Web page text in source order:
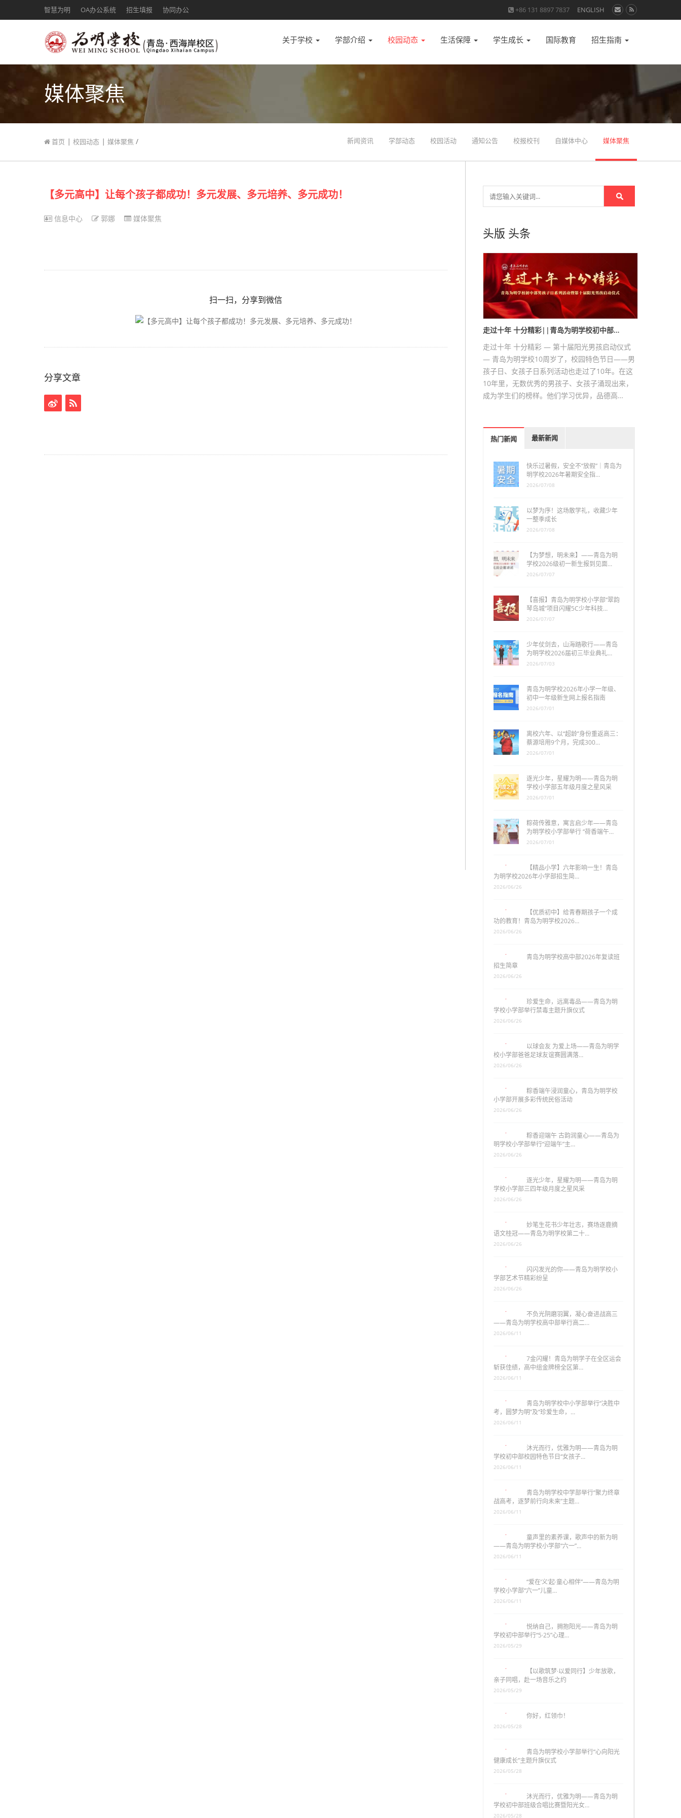
智慧为明 OA办公系统 招生填报 协同办公 +86 131 8897 7837 ENGLISH
关于学校 学部介绍 校园动态 生活保障 学生成长 国际教育 招生指南
媒体聚焦
首页 | 校园动态 | 媒体聚焦 / 新闻资讯 学部动态 校园活动 通知公告 校报校刊 自媒体中心 媒体聚焦
【多元高中】让每个孩子都成功！多元发展、多元培养、多元成功！
信息中心 郭娜 媒体聚焦
扫一扫，分享到微信
分享文章
头版 头条
走过十年 十分精彩||青岛为明学校初中部…
走过十年 十分精彩 — 第十届阳光男孩启动仪式
— 青岛为明学校10周岁了，校园特色节日——男
孩子日、女孩子日系列活动也走过了10年。在这
10年里，无数优秀的男孩子、女孩子涌现出来，
成为学生们的榜样。他们学习优异，品德高…
热门新闻 最新新闻
快乐过暑假，安全不“放假”｜青岛为
明学校2026年暑期安全指…
2026/07/08
以梦为序！这场散学礼，收藏少年
一整季成长
2026/07/08
【为梦想，明未来】——青岛为明
学校2026级初一新生报到见面…
2026/07/07
【喜报】青岛为明学校小学部“翠韵
琴岛城”项目闪耀5C少年科技…
2026/07/07
少年仗剑去，山海踏歌行——青岛
为明学校2026届初三毕业典礼…
2026/07/03
青岛为明学校2026年小学一年级、
初中一年级新生网上报名指南
2026/07/01
离校六年、以“超龄”身份重返高三：
蔡源培用9个月，完成300…
2026/07/01
逐光少年，星耀为明——青岛为明
学校小学部五年级月度之星风采
2026/07/01
粽荷传雅意，寓言启少年——青岛
为明学校小学部举行 “荷香端午…
2026/07/01
【精品小学】六年影响一生！青岛
为明学校2026年小学部招生简…
【优质初中】给青春期孩子一个成
功的教育！青岛为明学校2026…
青岛为明学校高中部2026年复读班
珍爱生命，远离毒品——青岛为明
学校小学部举行禁毒主题升旗仪式
以球会友 为爱上场——青岛为明学
校小学部爸爸足球友谊赛圆满落…
粽香端午浸润童心，青岛为明学校
小学部开展多彩传统民俗活动
粽香迎端午 古韵润童心——青岛为
明学校小学部举行“迎端午”主…
逐光少年，星耀为明——青岛为明
学校小学部三四年级月度之星风采
妙笔生花书少年壮志，赛场逐鹿摘
语文桂冠——青岛为明学校第二十…
闪闪发光的你——青岛为明学校小
学部艺术节精彩纷呈
不负光阴磨羽翼，凝心奋进战高三
——青岛为明学校高中部举行高二…
7金闪耀！青岛为明学子在全区运会
斩获佳绩，高中组金牌榜全区第…
青岛为明学校中小学部举行“决胜中
考，圆梦为明”及“珍爱生命，…
沐光而行，优雅为明——青岛为明
学校初中部校园特色节日“女孩子…
青岛为明学校中学部举行“聚力终章
战高考，逐梦前行向未来”主题…
童声里的素养课，歌声中的新为明
——青岛为明学校小学部“六一”…
“爱在‘义’起·童心相伴”——青岛为明
学校小学部“六一”儿童…
2026/06/11
悦纳自己，拥抱阳光——青岛为明
学校初中部举行“5·25”心理…
【以歌筑梦·以爱同行】少年放歌，
亲子同唱，赴一场音乐之约
2026/05/29
你好，红领巾！
青岛为明学校小学部举行“心向阳光
健康成长”主题升旗仪式
沐光而行，优雅为明——青岛为明
学校初中部班级合唱比赛暨阳光女…